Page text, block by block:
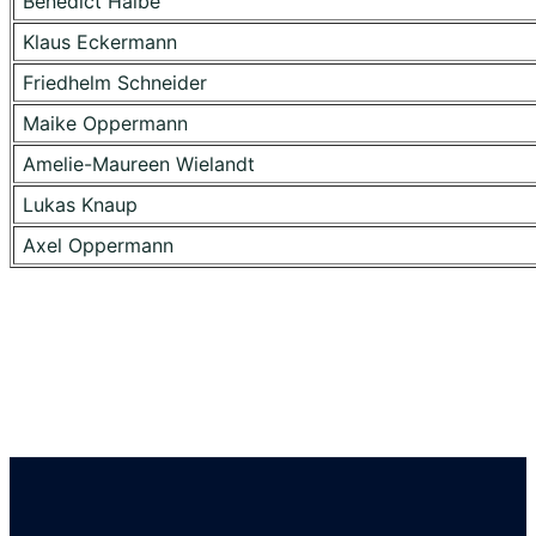
Klaus Eckermann
Friedhelm Schneider
Maike Oppermann
Amelie-Maureen Wielandt
Lukas Knaup
Axel Oppermann